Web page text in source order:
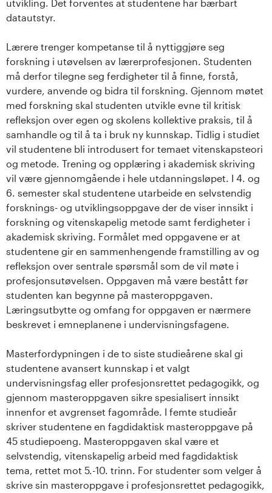
utvikling. Det forventes at studentene har bærbart
datautstyr.
Lærere trenger kompetanse til å nyttiggjøre seg
forskning i utøvelsen av lærerprofesjonen. Studenten
må derfor tilegne seg ferdigheter til å finne, forstå,
vurdere, anvende og bidra til forskning. Gjennom møtet
med forskning skal studenten utvikle evne til kritisk
refleksjon over egen og skolens kollektive praksis, til å
samhandle og til å ta i bruk ny kunnskap. Tidlig i studiet
vil studentene bli introdusert for temaet vitenskapsteori
og metode. Trening og opplæring i akademisk skriving
vil være gjennomgående i hele utdanningsløpet. I 4. og
6. semester skal studentene utarbeide en selvstendig
forsknings- og utviklingsoppgave der de viser innsikt i
forskning og vitenskapelig metode samt ferdigheter i
akademisk skriving. Formålet med oppgavene er at
studentene gir en sammenhengende framstilling av og
refleksjon over sentrale spørsmål som de vil møte i
profesjonsutøvelsen. Oppgaven må være bestått før
studenten kan begynne på masteroppgaven.
Læringsutbytte og omfang for oppgaven er nærmere
beskrevet i emneplanene i undervisningsfagene.
Masterfordypningen i de to siste studieårene skal gi
studentene avansert kunnskap i et valgt
undervisningsfag eller profesjonsrettet pedagogikk, og
gjennom masteroppgaven sikre spesialisert innsikt
innenfor et avgrenset fagområde. I femte studieår
skriver studentene en fagdidaktisk masteroppgave på
45 studiepoeng. Masteroppgaven skal være et
selvstendig, vitenskapelig arbeid med fagdidaktisk
tema, rettet mot 5.-10. trinn. For studenter som velger å
skrive sin masteroppgave i profesjonsrettet pedagogikk,